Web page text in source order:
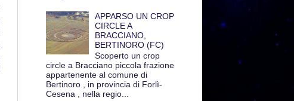
APPARSO UN CROP
CIRCLE A
BRACCIANO,
BERTINORO (FC)
Scoperto un crop
circle a Bracciano piccola frazione
appartenente al comune di
Bertinoro , in provincia di Forlì-
Cesena , nella regio...